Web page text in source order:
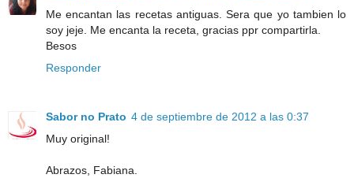
Me encantan las recetas antiguas. Sera que yo tambien lo
soy jeje. Me encanta la receta, gracias ppr compartirla.
Besos
Responder
Sabor no Prato 4 de septiembre de 2012 a las 0:37
Muy original!
Abrazos, Fabiana.